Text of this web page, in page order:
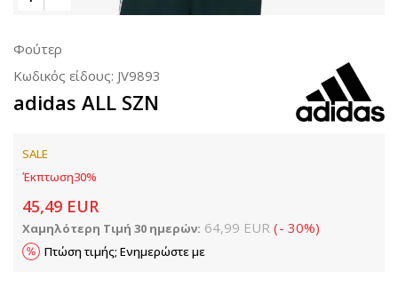
Φούτερ
Κωδικός είδους: JV9893
adidas ALL SZN
SALE
Έκπτωση30%
45,49 EUR
Χαμηλότερη Τιμή 30 ημερών: 64,99 EUR (- 30%)
Πτώση τιμής; Ενημερώστε με